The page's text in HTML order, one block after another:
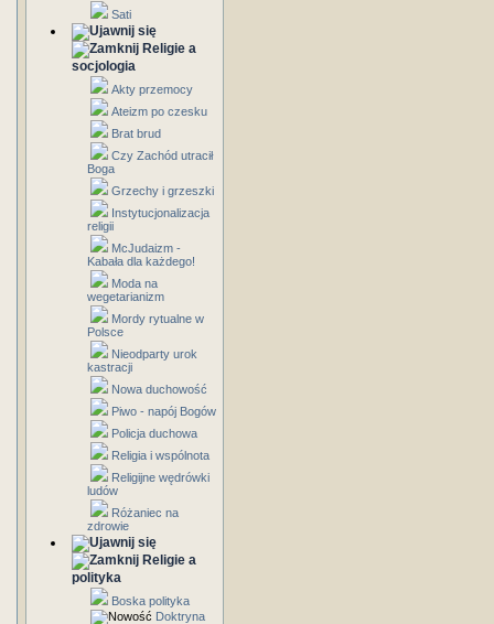
Sati
Religie a
socjologia
Akty przemocy
Ateizm po czesku
Brat brud
Czy Zachód utracił
Boga
Grzechy i grzeszki
Instytucjonalizacja
religii
McJudaizm -
Kabała dla każdego!
Moda na
wegetarianizm
Mordy rytualne w
Polsce
Nieodparty urok
kastracji
Nowa duchowość
Piwo - napój Bogów
Policja duchowa
Religia i wspólnota
Religijne wędrówki
ludów
Różaniec na
zdrowie
Religie a
polityka
Boska polityka
Doktryna